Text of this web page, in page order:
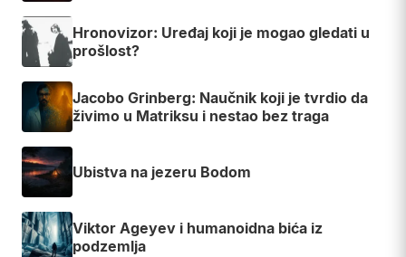
Hronovizor: Uređaj koji je mogao gledati u
prošlost?
Jacobo Grinberg: Naučnik koji je tvrdio da
živimo u Matriksu i nestao bez traga
Ubistva na jezeru Bodom
Viktor Ageyev i humanoidna bića iz
podzemlja